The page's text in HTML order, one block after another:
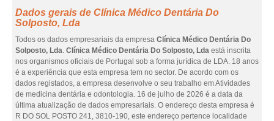
Dados gerais de Clínica Médico Dentária Do
Solposto, Lda
Todos os dados empresariais da empresa Clínica Médico Dentária Do
Solposto, Lda. Clínica Médico Dentária Do Solposto, Lda está inscrita
nos organismos oficiais de Portugal sob a forma jurídica de LDA. 18 anos
é a experiência que esta empresa tem no sector. De acordo com os
dados registados, a empresa desenvolve o seu trabalho em Atividades
de medicina dentária e odontologia. 16 de julho de 2026 é a data da
última atualização de dados empresariais. O endereço desta empresa é
R DO SOL POSTO 241, 3810-190, este endereço pertence localidade